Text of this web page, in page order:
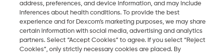
LBL014350 Rev004
2026 Dexcom, Inc. Všechna práva vyhrazena.
address, preferences, and device information, and may include
inferences about health conditions. To provide the best
experience and for Dexcom’s marketing purposes, we may share
certain information with social media, advertising and analytics
partners. Select “Accept Cookies” to agree. If you select “Reject
Cookies”, only strictly necessary cookies are placed. By